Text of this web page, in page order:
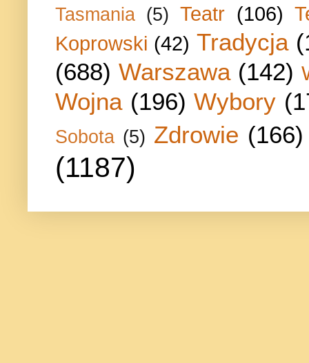
Tasmania (5) Teatr (106)
Koprowski (42) Tradycja
(688) Warszawa (142)
Wojna (196) Wybory
Sobota (5) Zdrowie (166)
(1187)